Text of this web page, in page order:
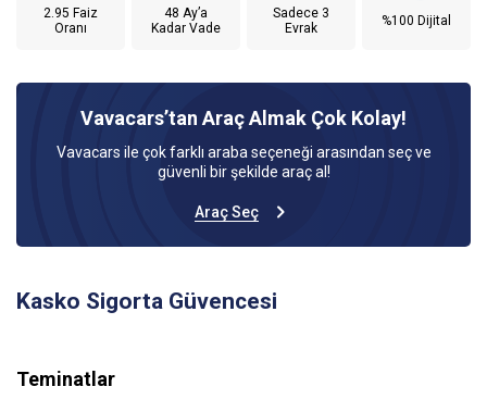
2.95 Faiz
Oranı
48 Ay’a
Kadar Vade
Sadece 3
Evrak
%100 Dijital
Vavacars’tan Araç Almak Çok Kolay!
Vavacars ile çok farklı araba seçeneği arasından seç ve
güvenli bir şekilde araç al!
Araç Seç
Kasko Sigorta Güvencesi
Teminatlar